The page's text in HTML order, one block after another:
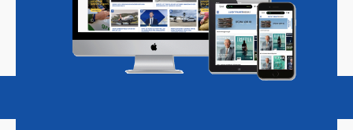
Magazine Podcasts Vacatures